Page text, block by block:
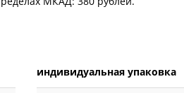
индивидуальная упаковка